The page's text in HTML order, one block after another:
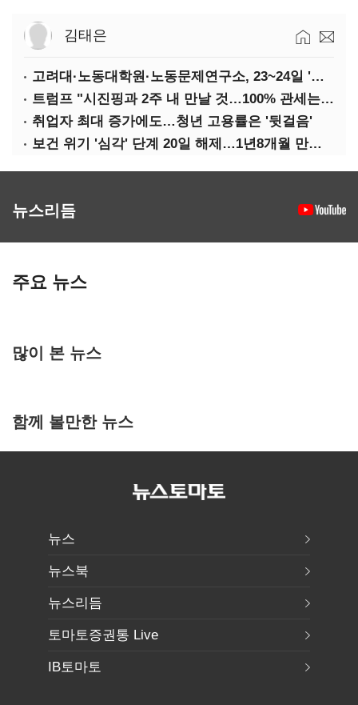
김태은
고려대·노동대학원·노동문제연구소, 23~24일 '국제학술회의'
트럼프 "시진핑과 2주 내 만날 것…100% 관세는 지속 불가"
취업자 최대 증가에도…청년 고용률은 '뒷걸음'
보건 위기 '심각' 단계 20일 해제…1년8개월 만에 '의료 대란' 종료
뉴스리듬
주요 뉴스
많이 본 뉴스
함께 볼만한 뉴스
뉴스
뉴스북
뉴스리듬
토마토증권통 Live
IB토마토